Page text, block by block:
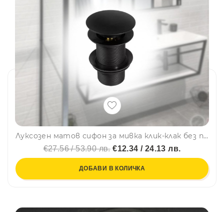
Луксозен матов сифон за мивка клик-клак без преливник - черен
€27.56 / 53.90 лв.€12.34 / 24.13 лв.
ДОБАВИ В КОЛИЧКА